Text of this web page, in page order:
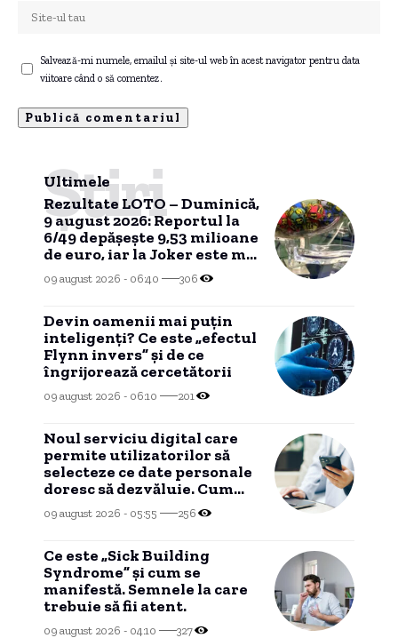
Salvează-mi numele, emailul și site-ul web în acest navigator pentru data
viitoare când o să comentez.
Ultimele
Știri
Rezultate LOTO – Duminică,
9 august 2026: Reportul la
6/49 depășește 9,53 milioane
de euro, iar la Joker este mai
mare de 650.000 de euro
09 august 2026 - 06:40 306
Devin oamenii mai puțin
inteligenți? Ce este „efectul
Flynn invers” și de ce
îngrijorează cercetătorii
09 august 2026 - 06:10 201
Noul serviciu digital care
permite utilizatorilor să
selecteze ce date personale
doresc să dezvăluie. Cum
funcționează și cine are
acces la el.
09 august 2026 - 05:55 256
Ce este „Sick Building
Syndrome” și cum se
manifestă. Semnele la care
trebuie să fii atent.
09 august 2026 - 04:10 327